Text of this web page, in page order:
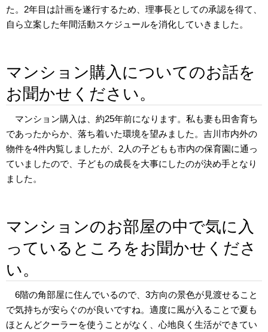
た。2年目は計画を遂行するため、理事長としての承認を得て、
自ら立案した年間活動スケジュールを消化していきました。
マンション購入についてのお話を
お聞かせください。
マンション購入は、約25年前になります。私も妻も田舎育ち
であったからか、落ち着いた環境を望みました。吉川市内外の
物件を4件内覧しましたが、2人の子どもも市内の保育園に通っ
ていましたので、子どもの成長を大事にしたのが決め手となり
ました。
マンションのお部屋の中で気に入
っているところをお聞かせくださ
い。
6階の角部屋に住んでいるので、3方向の景色が見渡せること
で気持ちが安らぐのが良いですね。適度に風が入ることで夏も
ほとんどクーラーを使うことがなく、心地良く生活ができてい